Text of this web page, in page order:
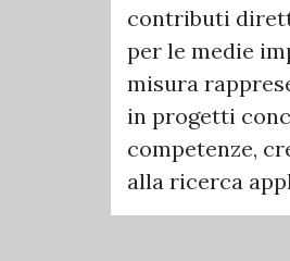
contributi
per le medie
misura
in progetti
competenze,
alla ricerca